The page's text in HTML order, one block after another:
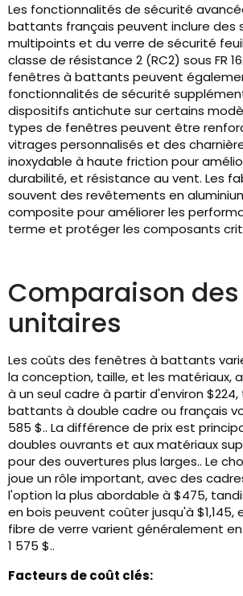
Les fonctionnalités de sécurité
battants français peuvent inclure des
multipoints et du verre de sécurité
classe de résistance 2 (RC2) sous FR
fenêtres à battants peuvent
fonctionnalités de sécurité
dispositifs antichute sur certains
types de fenêtres peuvent être
vitrages personnalisés et des
inoxydable à haute friction pour
durabilité, et résistance au vent. Les
souvent des revêtements en
composite pour améliorer les
terme et protéger les composants
Comparaison
unitaires
Les coûts des fenêtres à battants
la conception, taille, et les matériaux,
à un seul cadre à partir d'environ
battants à double cadre ou français
585 $.. La différence de prix est
doubles ouvrants et aux matériaux
pour des ouvertures plus larges.. Le
joue un rôle important, avec des
l'option la plus abordable à $475,
en bois peuvent coûter jusqu'à $1,145,
fibre de verre varient généralement
1 575 $..
Facteurs de coût clés: